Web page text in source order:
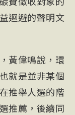
迴避的聲明文
黃偉鳴說，環
就是並非某個
推舉人選的階
推薦，後續同